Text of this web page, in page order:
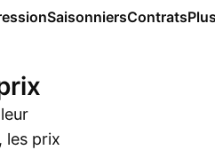
SaisonniersContratsPlus
les prix